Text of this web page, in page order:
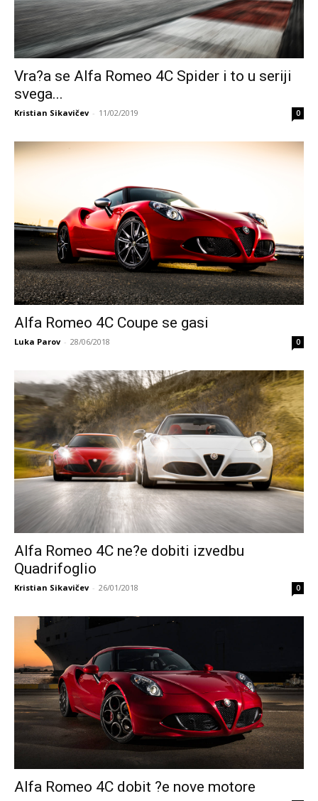
Vra?a se Alfa Romeo 4C Spider i to u seriji
svega...
Kristian Sikavičev - 11/02/2019 0
Alfa Romeo 4C Coupe se gasi
Luka Parov - 28/06/2018 0
Alfa Romeo 4C ne?e dobiti izvedbu
Quadrifoglio
Kristian Sikavičev - 26/01/2018 0
Alfa Romeo 4C dobit ?e nove motore